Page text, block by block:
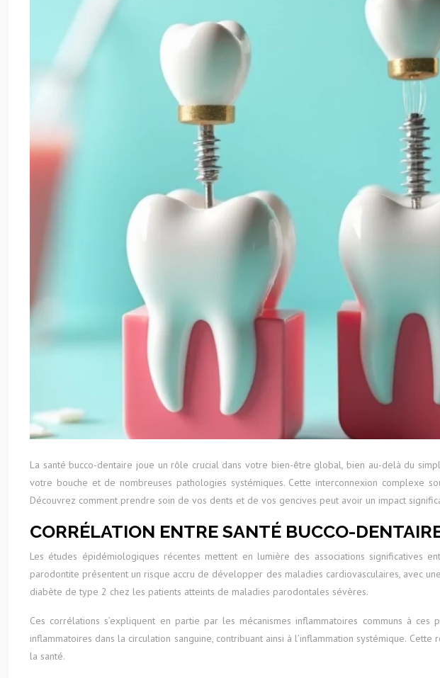
La santé bucco-dentaire joue un rôle crucial dans votre bien-être global, bien au-delà du
votre bouche et de nombreuses pathologies systémiques. Cette interconnexion complexe
Découvrez comment prendre soin de vos dents et de vos gencives peut avoir un impact
CORRÉLATION ENTRE SANTÉ BUCCO-
Les études épidémiologiques récentes mettent en lumière des associations significatives
parodontite présentent un risque accru de développer des maladies cardiovasculaires, avec
diabète de type 2 chez les patients atteints de maladies parodontales sévères.
Ces corrélations s’expliquent en partie par les mécanismes inflammatoires communs à
inflammatoires dans la circulation sanguine, contribuant ainsi à l’inflammation systémique.
la santé.